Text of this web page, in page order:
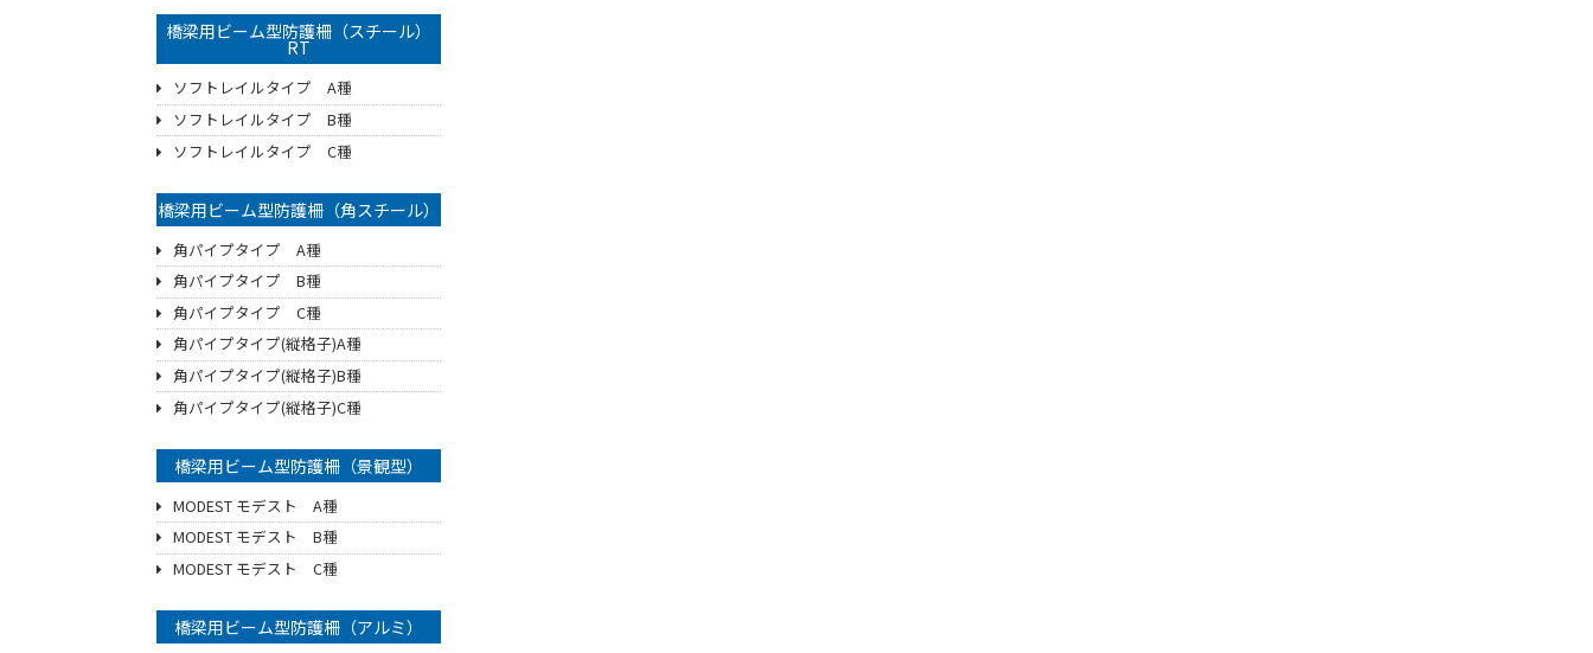
橋梁用ビーム型防護柵（スチール）
RT
ソフトレイルタイプ A種
ソフトレイルタイプ B種
ソフトレイルタイプ C種
橋梁用ビーム型防護柵（角スチール）
角パイプタイプ A種
角パイプタイプ B種
角パイプタイプ C種
角パイプタイプ(縦格子)A種
角パイプタイプ(縦格子)B種
角パイプタイプ(縦格子)C種
橋梁用ビーム型防護柵（景観型）
MODEST モデスト A種
MODEST モデスト B種
MODEST モデスト C種
橋梁用ビーム型防護柵（アルミ）